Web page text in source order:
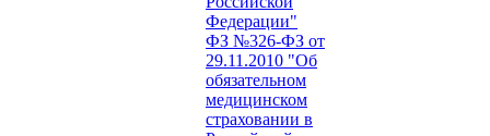
Федерации"
ФЗ №326-ФЗ от
29.11.2010 "Об
обязательном
медицинском
страховании в